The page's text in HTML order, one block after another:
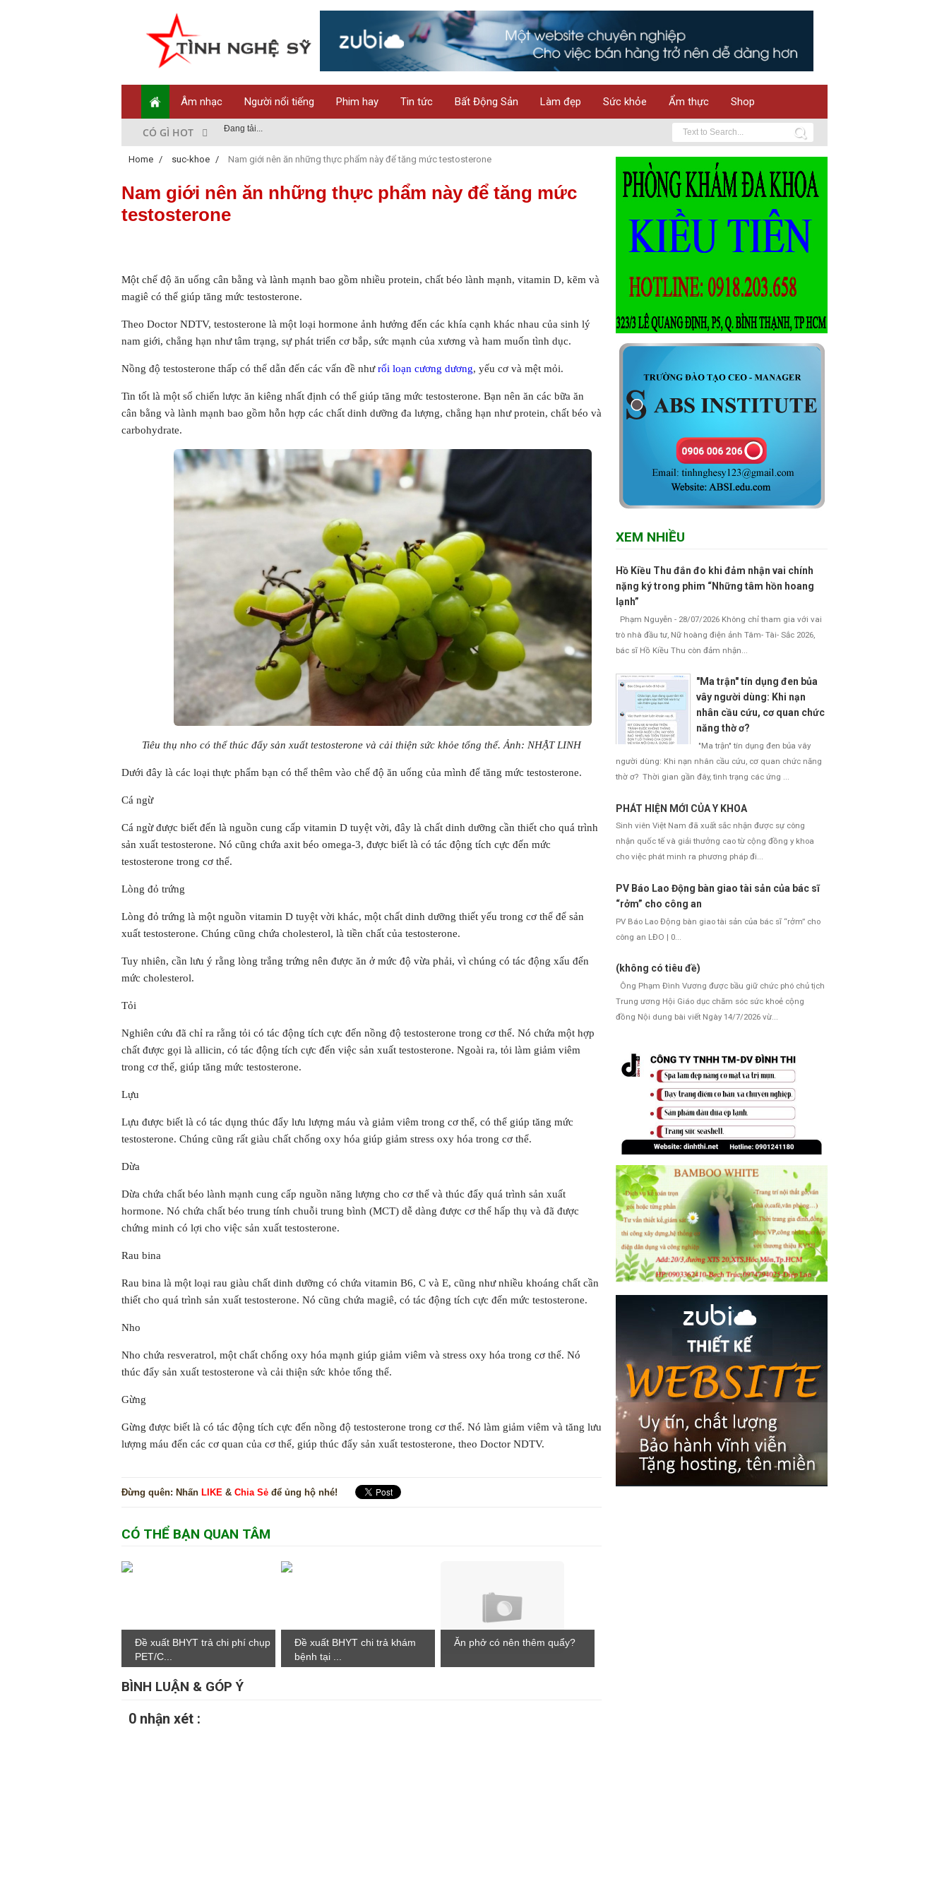
Âm nhạc Người nổi tiếng Phim hay Tin tức Bất Động Sản Làm đẹp Sức khỏe Ẩm thực Shop
CÓ GÌ HOT Đang tải...
Home / suc-khoe / Nam giới nên ăn những thực phẩm này để tăng mức testosterone
Nam giới nên ăn những thực phẩm này để tăng mức
testosterone
Một chế độ ăn uống cân bằng và lành mạnh bao gồm nhiều protein, chất béo lành mạnh, vitamin D, kẽm và
magiê có thể giúp tăng mức testosterone.
Theo Doctor NDTV, testosterone là một loại hormone ảnh hưởng đến các khía cạnh khác nhau của sinh lý
nam giới, chẳng hạn như tâm trạng, sự phát triển cơ bắp, sức mạnh của xương và ham muốn tình dục.
Nồng độ testosterone thấp có thể dẫn đến các vấn đề nhưrối loạn cương dương, yếu cơ và mệt mỏi.
Tin tốt là một số chiến lược ăn kiêng nhất định có thể giúp tăng mức testosterone. Bạn nên ăn các bữa ăn
cân bằng và lành mạnh bao gồm hỗn hợp các chất dinh dưỡng đa lượng, chẳng hạn như protein, chất béo và
carbohydrate.
Tiêu thụ nho có thể thúc đẩy sản xuất testosterone và cải thiện sức khỏe tổng thể. Ảnh: NHẬT LINH
Dưới đây là các loại thực phẩm bạn có thể thêm vào chế độ ăn uống của mình để tăng mức testosterone.
Cá ngừ
Cá ngừ được biết đến là nguồn cung cấp vitamin D tuyệt vời, đây là chất dinh dưỡng cần thiết cho quá trình
sản xuất testosterone. Nó cũng chứa axit béo omega-3, được biết là có tác động tích cực đến mức
testosterone trong cơ thể.
Lòng đỏ trứng
Lòng đỏ trứng là một nguồn vitamin D tuyệt vời khác, một chất dinh dưỡng thiết yếu trong cơ thể để sản
xuất testosterone. Chúng cũng chứa cholesterol, là tiền chất của testosterone.
Tuy nhiên, cần lưu ý rằng lòng trắng trứng nên được ăn ở mức độ vừa phải, vì chúng có tác động xấu đến
mức cholesterol.
Tỏi
Nghiên cứu đã chỉ ra rằng tỏi có tác động tích cực đến nồng độ testosterone trong cơ thể. Nó chứa một hợp
chất được gọi là allicin, có tác động tích cực đến việc sản xuất testosterone. Ngoài ra, tỏi làm giảm viêm
trong cơ thể, giúp tăng mức testosterone.
Lựu
Lựu được biết là có tác dụng thúc đẩy lưu lượng máu và giảm viêm trong cơ thể, có thể giúp tăng mức
testosterone. Chúng cũng rất giàu chất chống oxy hóa giúp giảm stress oxy hóa trong cơ thể.
Dừa
Dừa chứa chất béo lành mạnh cung cấp nguồn năng lượng cho cơ thể và thúc đẩy quá trình sản xuất
hormone. Nó chứa chất béo trung tính chuỗi trung bình (MCT) dễ dàng được cơ thể hấp thụ và đã được
chứng minh có lợi cho việc sản xuất testosterone.
Rau bina
Rau bina là một loại rau giàu chất dinh dưỡng có chứa vitamin B6, C và E, cũng như nhiều khoáng chất cần
thiết cho quá trình sản xuất testosterone. Nó cũng chứa magiê, có tác động tích cực đến mức testosterone.
Nho
Nho chứa resveratrol, một chất chống oxy hóa mạnh giúp giảm viêm và stress oxy hóa trong cơ thể. Nó
thúc đẩy sản xuất testosterone và cải thiện sức khỏe tổng thể.
Gừng
Gừng được biết là có tác động tích cực đến nồng độ testosterone trong cơ thể. Nó làm giảm viêm và tăng lưu
lượng máu đến các cơ quan của cơ thể, giúp thúc đẩy sản xuất testosterone, theo Doctor NDTV.
Đừng quên: Nhấn LIKE & Chia Sẻ để ủng hộ nhé!
CÓ THỂ BẠN QUAN TÂM
Đề xuất BHYT trả chi phí chụp
PET/C...
Đề xuất BHYT chi trả khám
bệnh tại ...
Ăn phở có nên thêm quẩy?
BÌNH LUẬN & GÓP Ý
0 nhận xét :
XEM NHIỀU
Hồ Kiều Thu đắn đo khi đảm nhận vai chính
nặng ký trong phim “Những tâm hồn hoang
lạnh”
Phạm Nguyễn - 28/07/2026 Không chỉ tham gia với vai
trò nhà đầu tư, Nữ hoàng điện ảnh Tâm- Tài- Sắc 2026,
bác sĩ Hồ Kiều Thu còn đảm nhận...
"Ma trận" tín dụng đen bủa
vây người dùng: Khi nạn
nhân cầu cứu, cơ quan chức
năng thờ ơ?
"Ma trận" tín dụng đen bủa vây
người dùng: Khi nạn nhân cầu cứu, cơ quan chức năng
thờ ơ? Thời gian gần đây, tình trạng các ứng ...
PHÁT HIỆN MỚI CỦA Y KHOA
Sinh viên Việt Nam đã xuất sắc nhận được sự công
nhận quốc tế và giải thưởng cao từ cộng đồng y khoa
cho việc phát minh ra phương pháp đi...
PV Báo Lao Động bàn giao tài sản của bác sĩ
“rởm” cho công an
PV Báo Lao Động bàn giao tài sản của bác sĩ “rởm” cho
công an LĐO | 0...
(không có tiêu đề)
Ông Phạm Đình Vương được bầu giữ chức phó chủ tịch
Trung ương Hội Giáo dục chăm sóc sức khoẻ cộng
đồng Nội dung bài viết Ngày 14/7/2026 vừ...